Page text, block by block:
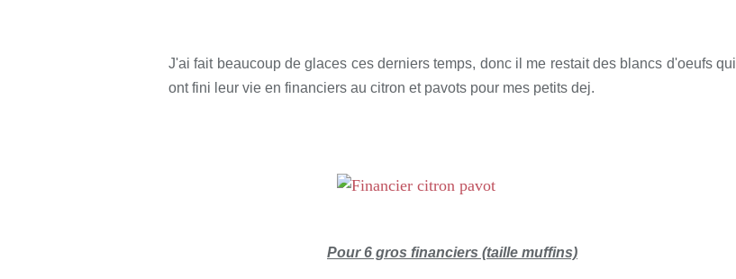
J'ai fait beaucoup de glaces ces derniers temps, donc il me restait des blancs d'oeufs qui
ont fini leur vie en financiers au citron et pavots pour mes petits dej.
Pour 6 gros financiers (taille muffins)